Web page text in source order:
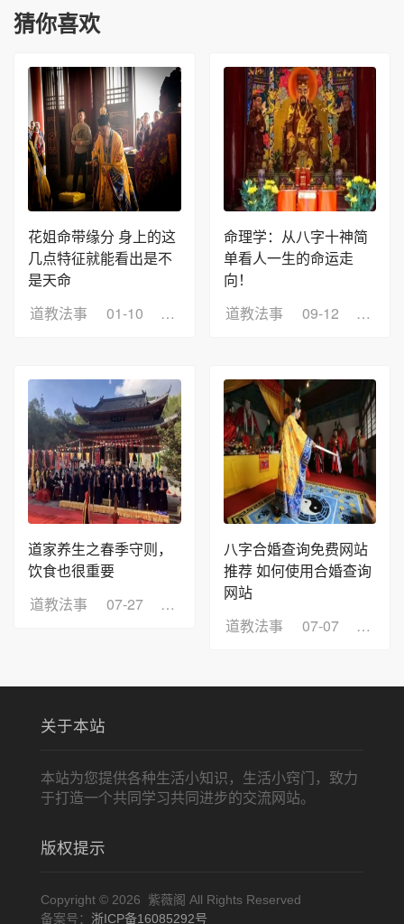
猜你喜欢
花姐命带缘分 身上的这
几点特征就能看出是不
是天命
道教法事
01-10 浏览：10
命理学：从八字十神简
单看人一生的命运走
向！
道教法事
09-12 浏览
道家养生之春季守则，
饮食也很重要
道教法事
07-27 浏览：9
八字合婚查询免费网站
推荐 如何使用合婚查询
网站
道教法事
07-07 浏览
关于本站
本站为您提供各种生活小知识，生活小窍门，致力
于打造一个共同学习共同进步的交流网站。
版权提示
Copyright © 2026 紫薇阁 All Rights Reserved
备案号： 浙ICP备16085292号